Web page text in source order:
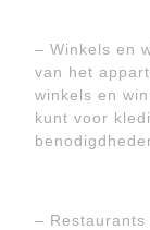
– Winkels en
van het
winkels en
kunt voor
–